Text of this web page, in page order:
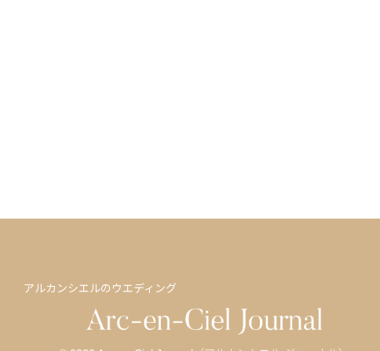
アルカンシエルのウエディング